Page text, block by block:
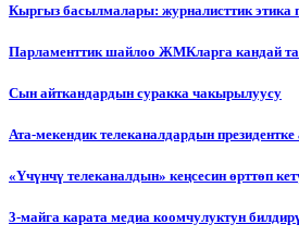
Кыргыз басылмалары: журналисттик этика
Парламенттик шайлоо ЖМКларга кандай
Сын айткандардын суракка чакырылуусу
Ата-мекендик телеканалдардын
«Үчүнчү телеканалдын» кеңсесин өрттөп
3-майга карата медиа коомчулуктун